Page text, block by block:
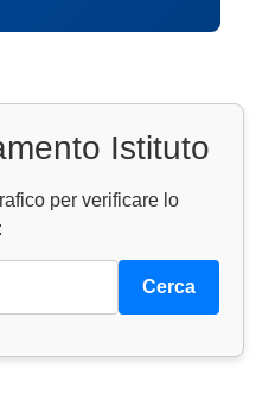
Istituto
per verificare lo
Cerca